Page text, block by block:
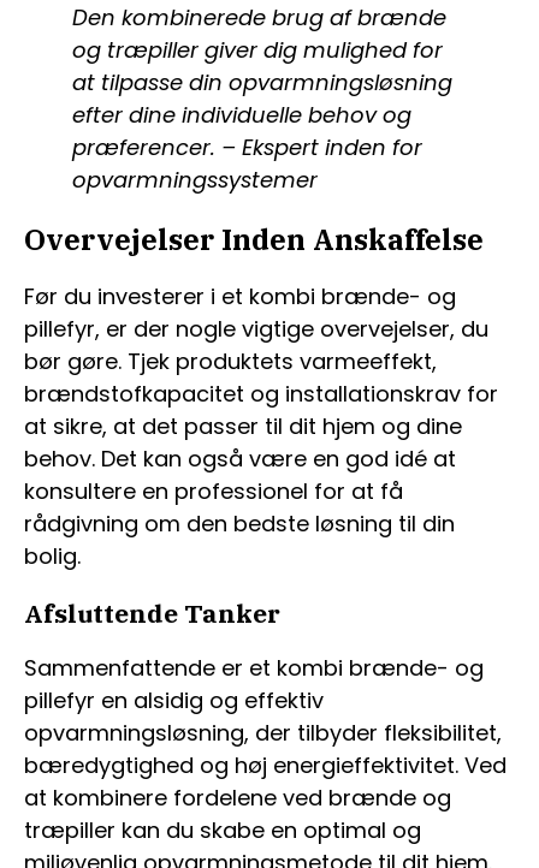
Den kombinerede brug af brænde
og træpiller giver dig mulighed for
at tilpasse din opvarmningsløsning
efter dine individuelle behov og
præferencer. – Ekspert inden for
opvarmningssystemer
Overvejelser Inden Anskaffelse
Før du investerer i et kombi brænde- og
pillefyr, er der nogle vigtige overvejelser, du
bør gøre. Tjek produktets varmeeffekt,
brændstofkapacitet og installationskrav for
at sikre, at det passer til dit hjem og dine
behov. Det kan også være en god idé at
konsultere en professionel for at få
rådgivning om den bedste løsning til din
bolig.
Afsluttende Tanker
Sammenfattende er et kombi brænde- og
pillefyr en alsidig og effektiv
opvarmningsløsning, der tilbyder fleksibilitet,
bæredygtighed og høj energieffektivitet. Ved
at kombinere fordelene ved brænde og
træpiller kan du skabe en optimal og